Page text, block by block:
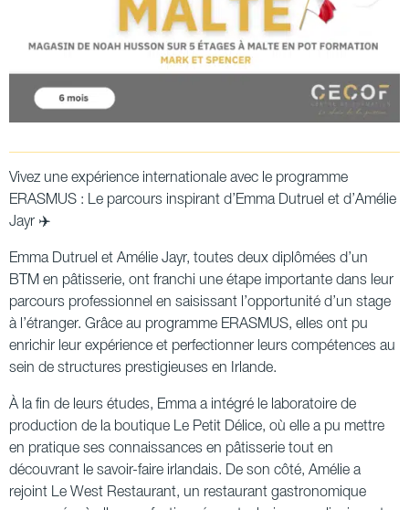
Vivez une expérience internationale avec le programme
ERASMUS : Le parcours inspirant d’Emma Dutruel et d’Amélie
Jayr ✈️
Emma Dutruel et Amélie Jayr, toutes deux diplômées d’un
BTM en pâtisserie, ont franchi une étape importante dans leur
parcours professionnel en saisissant l’opportunité d’un stage
à l’étranger. Grâce au programme ERASMUS, elles ont pu
enrichir leur expérience et perfectionner leurs compétences au
sein de structures prestigieuses en Irlande.
À la fin de leurs études, Emma a intégré le laboratoire de
production de la boutique Le Petit Délice, où elle a pu mettre
en pratique ses connaissances en pâtisserie tout en
découvrant le savoir-faire irlandais. De son côté, Amélie a
rejoint Le West Restaurant, un restaurant gastronomique